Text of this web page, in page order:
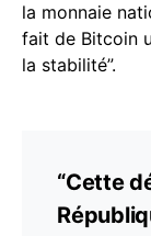
la monnaie
fait de Bitcoin
la stabilité”.
“Cette